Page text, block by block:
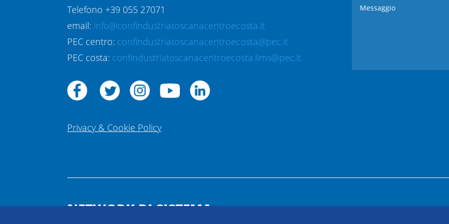
Telefono +39 055 27071
email: info@confindustriatoscanacentroecosta.it
PEC centro: confindustriatoscanacentroecosta@pec.it
PEC costa: confindustriatoscanacentroecosta.lims@pec.it
Privacy & Cookie Policy
NETWORK DI SISTEMA